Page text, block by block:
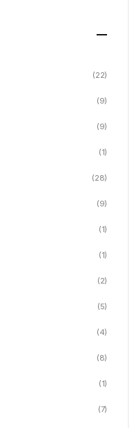
(22)
(9)
(9)
(1)
(28)
(9)
(1)
(1)
(2)
(5)
(4)
(8)
(1)
(7)